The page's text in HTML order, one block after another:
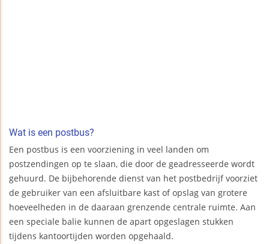
Wat is een postbus?
Een postbus is een voorziening in veel landen om
postzendingen op te slaan, die door de geadresseerde wordt
gehuurd. De bijbehorende dienst van het postbedrijf voorziet
de gebruiker van een afsluitbare kast of opslag van grotere
hoeveelheden in de daaraan grenzende centrale ruimte. Aan
een speciale balie kunnen de apart opgeslagen stukken
tijdens kantoortijden worden opgehaald.